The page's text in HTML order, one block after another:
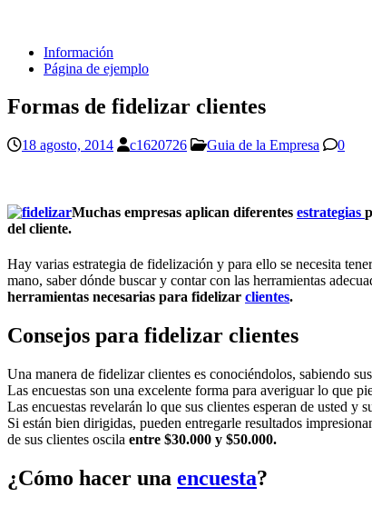
Información
Página de ejemplo
Formas de fidelizar clientes
18 agosto, 2014 c1620726 Guia de la Empresa 0
Muchas empresas aplican diferentes estrategias
del cliente.
Hay varias estrategia de fidelización y para ello se necesita
mano, saber dónde buscar y contar con las herramientas
herramientas necesarias para fidelizar clientes.
Consejos para fidelizar clientes
Una manera de fidelizar clientes es conociéndolos, sabiendo
Las encuestas son una excelente forma para averiguar lo que
Las encuestas revelarán lo que sus clientes esperan de usted y
Si están bien dirigidas, pueden entregarle resultados
de sus clientes oscila entre $30.000 y $50.000.
¿Cómo hacer una encuesta?